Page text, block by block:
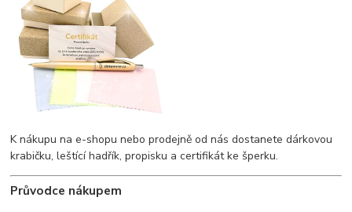
K nákupu na e-shopu nebo prodejně od nás dostanete dárkovou
krabičku, leštící hadřík, propisku a certifikát ke šperku.
Průvodce nákupem